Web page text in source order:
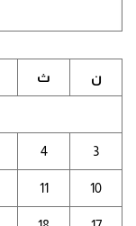
ن ث
3
4
10
11